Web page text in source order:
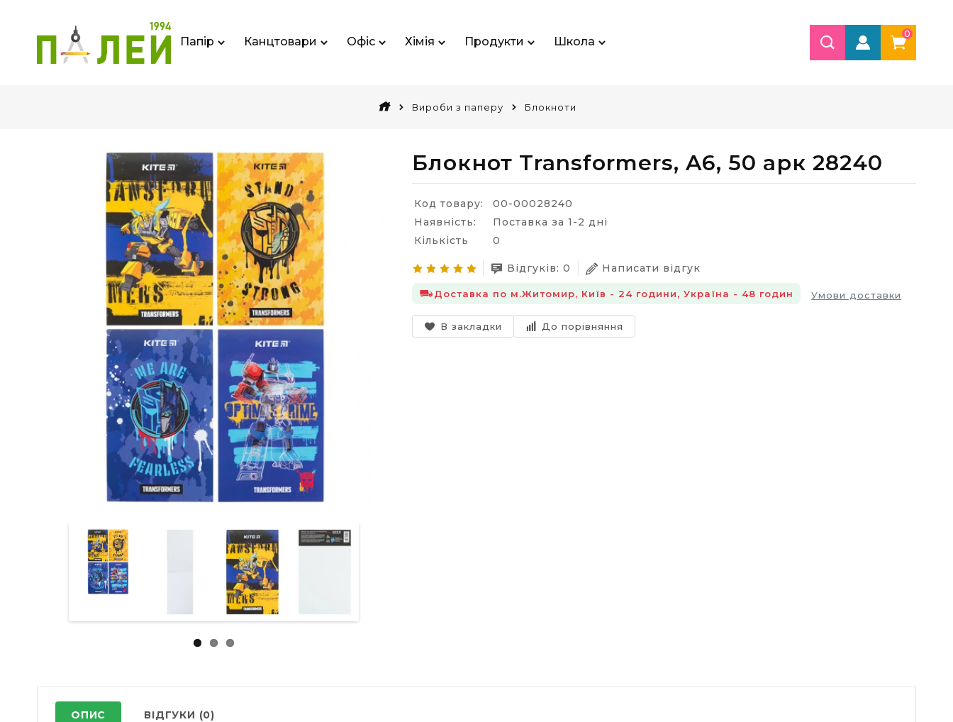
Папір Канцтовари Офіс Хімія Продукти Школа
0
Вироби з паперу Блокноти
Блокнот Transformers, A6, 50 арк 28240
Код товару:
00-00028240
Наявність:
Поставка за 1-2 дні
Кількість
0
Відгуків: 0 Написати відгук
Доставка по м.Житомир, Київ - 24 години, Україна - 48 годин Умови доставки
В закладки До порівняння
ОПИС ВІДГУКИ (0)